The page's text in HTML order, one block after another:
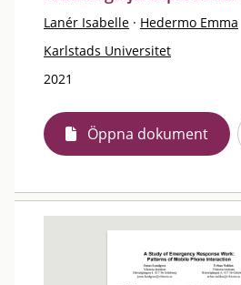
Lanér Isabelle · Hedermo Emma
Karlstads Universitet
2021
Öppna dokument